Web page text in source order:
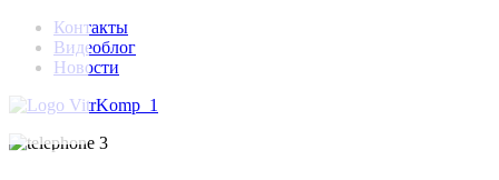
Контакты
Видеоблог
Новости